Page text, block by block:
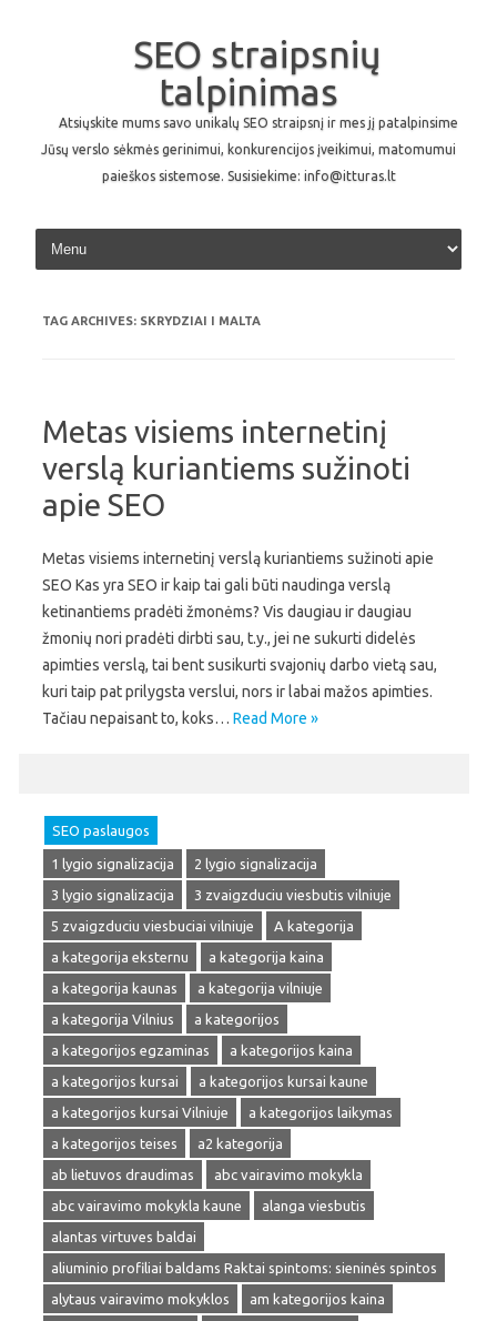
SEO straipsnių
talpinimas
Atsiųskite mums savo unikalų SEO straipsnį ir mes jį patalpinsime
Jūsų verslo sėkmės gerinimui, konkurencijos įveikimui, matomumui
paieškos sistemose. Susisiekime: info@itturas.lt
Skip to content
TAG ARCHIVES: SKRYDZIAI I MALTA
Metas visiems internetinį
verslą kuriantiems sužinoti
apie SEO
Metas visiems internetinį verslą kuriantiems sužinoti apie
SEO Kas yra SEO ir kaip tai gali būti naudinga verslą
ketinantiems pradėti žmonėms? Vis daugiau ir daugiau
žmonių nori pradėti dirbti sau, t.y., jei ne sukurti didelės
apimties verslą, tai bent susikurti svajonių darbo vietą sau,
kuri taip pat prilygsta verslui, nors ir labai mažos apimties.
Tačiau nepaisant to, koks… Read More »
SEO paslaugos
1 lygio signalizacija
2 lygio signalizacija
3 lygio signalizacija
3 zvaigzduciu viesbutis vilniuje
5 zvaigzduciu viesbuciai vilniuje
A kategorija
a kategorija eksternu
a kategorija kaina
a kategorija kaunas
a kategorija vilniuje
a kategorija Vilnius
a kategorijos
a kategorijos egzaminas
a kategorijos kaina
a kategorijos kursai
a kategorijos kursai kaune
a kategorijos kursai Vilniuje
a kategorijos laikymas
a kategorijos teises
a2 kategorija
ab lietuvos draudimas
abc vairavimo mokykla
abc vairavimo mokykla kaune
alanga viesbutis
alantas virtuves baldai
aliuminio profiliai baldams Raktai spintoms: sieninės spintos
alytaus vairavimo mokyklos
am kategorijos kaina